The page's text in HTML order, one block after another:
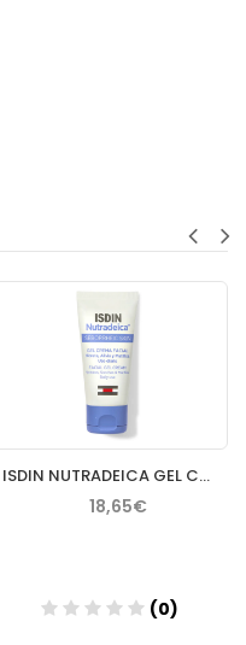
ISDIN NUTRADEICA GEL CREMA FACIAL PIEL SEBORREICA 50 ML
18,65€
(0)